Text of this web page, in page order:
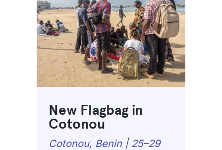
New Flagbag in
Cotonou
Cotonou, Benin | 25–29